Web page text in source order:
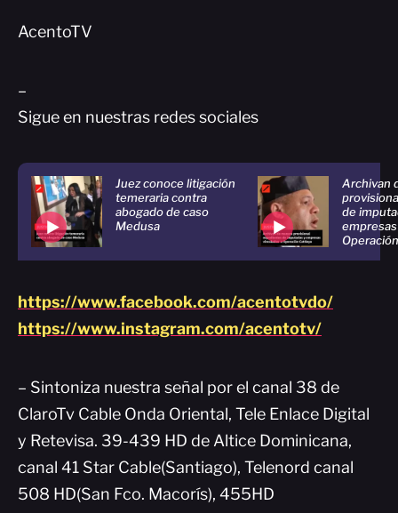
AcentoTV
–
Sigue en nuestras redes sociales
Juez conoce litigación
temeraria contra
abogado de caso
Medusa
Archivan
de
https://www.facebook.com/acentotvdo/
https://www.instagram.com/acentotv/
– Sintoniza nuestra señal por el canal 38 de
ClaroTv Cable Onda Oriental, Tele Enlace Digital
y Retevisa. 39-439 HD de Altice Dominicana,
canal 41 Star Cable(Santiago), Telenord canal
508 HD(San Fco. Macorís), 455HD